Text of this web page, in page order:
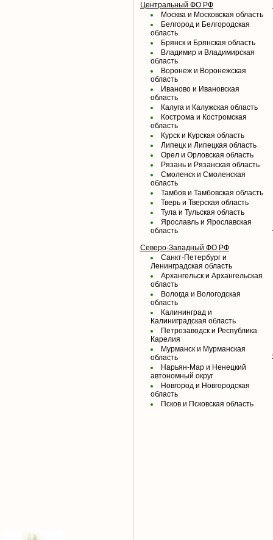
Центральный ФО РФ
Москва и Московская область
Белгород и Белгородская
область
Брянск и Брянская область
Владимир и Владимирская
область
Воронеж и Воронежская
область
Иваново и Ивановская
область
Калуга и Калужская область
Кострома и Костромская
область
Курск и Курская область
Липецк и Липецкая область
Орел и Орловская область
Рязань и Рязанская область
Смоленск и Смоленская
область
Тамбов и Тамбовская область
Тверь и Тверская область
Тула и Тульская область
Ярославль и Ярославская
область
Северо-Западный ФО РФ
Санкт-Петербург и
Ленинградская область
Архангельск и Архангельская
область
Вологда и Вологодская
область
Калининград и
Калиниградская область
Петрозаводск и Республика
Карелия
Мурманск и Мурманская
область
Нарьян-Мар и Ненецкий
автономный округ
Новгород и Новгородская
область
Псков и Псковская область